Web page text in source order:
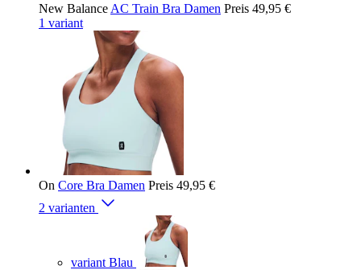
New Balance AC Train Bra Damen Preis 49,95 €
1 variant
On Core Bra Damen Preis 49,95 €
2 varianten
variant Blau